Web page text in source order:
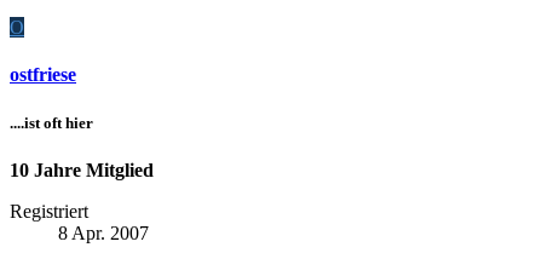
O
ostfriese
....ist oft hier
10 Jahre Mitglied
Registriert
8 Apr. 2007